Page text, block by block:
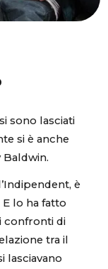
si sono lasciati
si è anche
è
lo ha fatto
confronti di
tra il
lasciavano